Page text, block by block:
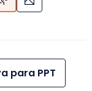
para PPT